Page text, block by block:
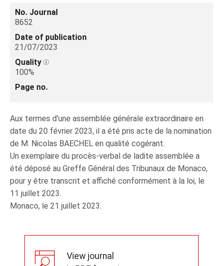
No. Journal
8652
Date of publication
21/07/2023
Quality
100%
Page no.
Aux termes d'une assemblée générale extraordinaire en
date du 20 février 2023, il a été pris acte de la nomination
de M. Nicolas BAECHEL en qualité cogérant.
Un exemplaire du procès-verbal de ladite assemblée a
été déposé au Greffe Général des Tribunaux de Monaco,
pour y être transcrit et affiché conformément à la loi, le
11 juillet 2023.
Monaco, le 21 juillet 2023.
View journal